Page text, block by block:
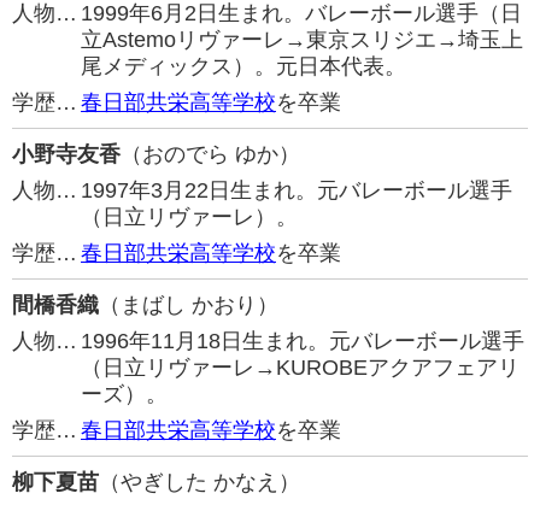
人物… 1999年6月2日生まれ。バレーボール選手（日
立Astemoリヴァーレ→東京スリジエ→埼玉上
尾メディックス）。元日本代表。
学歴… 春日部共栄高等学校を卒業
小野寺友香 （おのでら ゆか）
人物… 1997年3月22日生まれ。元バレーボール選手
（日立リヴァーレ）。
学歴… 春日部共栄高等学校を卒業
間橋香織 （まばし かおり）
人物… 1996年11月18日生まれ。元バレーボール選手
（日立リヴァーレ→KUROBEアクアフェアリ
ーズ）。
学歴… 春日部共栄高等学校を卒業
柳下夏苗 （やぎした かなえ）